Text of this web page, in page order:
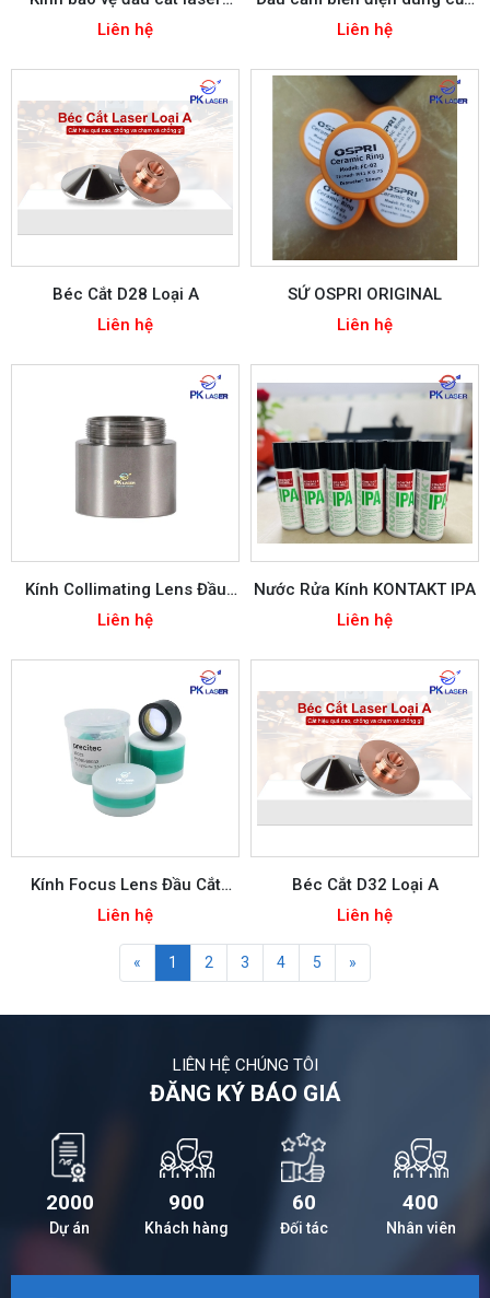
D30*5mm D27.9*4.1mm
Liên hệ
đầu cắt laser
Liên hệ
Béc Cắt D28 Loại A
Liên hệ
SỨ OSPRI ORIGINAL
Liên hệ
Kính Collimating Lens Đầu
Cắt BM109
Liên hệ
Nước Rửa Kính KONTAKT IPA
Liên hệ
Kính Focus Lens Đầu Cắt
Precitec
Liên hệ
Béc Cắt D32 Loại A
Liên hệ
« 1 2 3 4 5 »
LIÊN HỆ CHÚNG TÔI
ĐĂNG KÝ BÁO GIÁ
2000
Dự án
900
Khách hàng
60
Đối tác
400
Nhân viên